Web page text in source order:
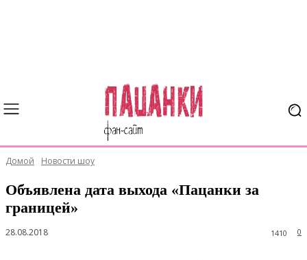
Домой Новости шоу
Объявлена дата выхода «Пацанки за
границей»
28.08.2018 0
1410